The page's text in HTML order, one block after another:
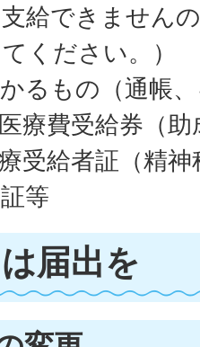
給できません
ください。）
るもの（通帳
療費受給券（助
受給者証（精
等
届出を